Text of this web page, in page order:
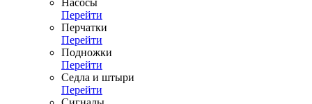
Насосы
Перейти
Перчатки
Перейти
Подножки
Перейти
Седла и штыри
Перейти